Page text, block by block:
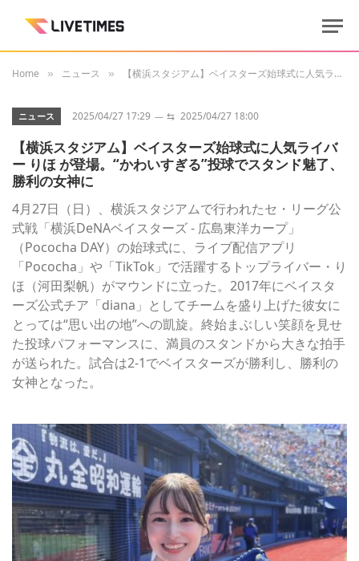
Home » ニュース » 【横浜スタジアム】ベイスターズ始球式に人気ライバー りほ が登場。“かわいすぎる”投球でスタンド魅了、勝利の女神に
ニュース 2025/04/27 17:29 ⇆ 2025/04/27 18:00
【横浜スタジアム】ベイスターズ始球式に人気ライバ
ー りほ が登場。“かわいすぎる”投球でスタンド魅了、
勝利の女神に
4月27日（日）、横浜スタジアムで行われたセ・リーグ公
式戦「横浜DeNAベイスターズ ‐ 広島東洋カープ」
（Pococha DAY）の始球式に、ライブ配信アプリ
「Pococha」や「TikTok」で活躍するトップライバー・り
ほ（河田梨帆）がマウンドに立った。2017年にベイスタ
ーズ公式チア「diana」としてチームを盛り上げた彼女に
とっては“思い出の地”への凱旋。終始まぶしい笑顔を見せ
た投球パフォーマンスに、満員のスタンドから大きな拍手
が送られた。試合は2-1でベイスターズが勝利し、勝利の
女神となった。